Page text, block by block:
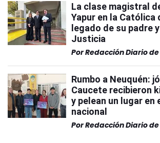
La clase magistral
Yapur en la Católica
legado de su padre
Justicia
PorRedacción Diario
Rumbo a Neuquén:
Caucete recibieron
y pelean un lugar en
nacional
PorRedacción Diario